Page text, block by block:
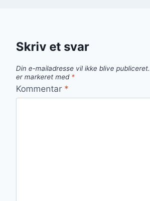
Skriv et svar
Din e-mailadresse vil ikke blive publiceret.
er markeret med *
Kommentar *